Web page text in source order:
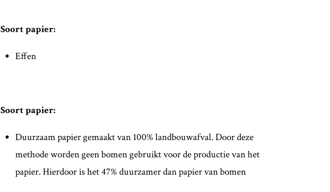
Soort papier:
Effen
Soort papier:
Duurzaam papier gemaakt van 100% landbouwafval. Door deze
methode worden geen bomen gebruikt voor de productie van het
papier. Hierdoor is het 47% duurzamer dan papier van bomen